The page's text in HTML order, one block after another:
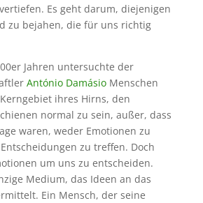
Es geht darum, diejenigen
zu bejahen, die für uns richtig
Jahren untersuchte der
António DamásioMenschen
ihres Hirns, den
normal zu sein, außer, dass
waren, weder Emotionen zu
zu treffen. Doch
um uns zu entscheiden.
Medium, das Ideen an das
Ein Mensch, der seine